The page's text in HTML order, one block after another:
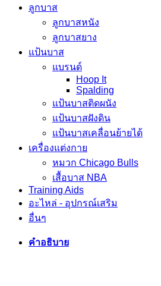
Tune
Squad
Jersey
Youth
Marvin
ชิ้น
ลูกบาส
ลูกบาสหนัง
ลูกบาสยาง
แป้นบาส
แบรนด์
Hoop It
Spalding
แป้นบาสติดผนัง
แป้นบาสฝังดิน
แป้นบาสเคลื่อนย้ายได้
เครื่องแต่งกาย
หมวก Chicago Bulls
เสื้อบาส NBA
Training Aids
อะไหล่ - อุปกรณ์เสริม
อื่นๆ
คำอธิบาย